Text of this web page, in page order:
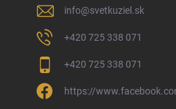
info@svetkuziel.sk
+420 725 338 071
+420 725 338 071
https://